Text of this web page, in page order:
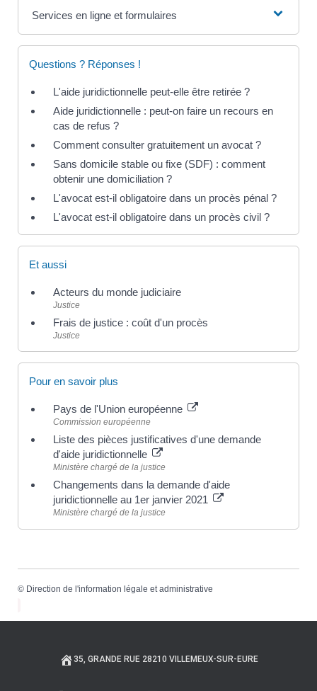
Services en ligne et formulaires
Questions ? Réponses !
L'aide juridictionnelle peut-elle être retirée ?
Aide juridictionnelle : peut-on faire un recours en
cas de refus ?
Comment consulter gratuitement un avocat ?
Sans domicile stable ou fixe (SDF) : comment
obtenir une domiciliation ?
L'avocat est-il obligatoire dans un procès pénal ?
L'avocat est-il obligatoire dans un procès civil ?
Et aussi
Acteurs du monde judiciaire
Justice
Frais de justice : coût d'un procès
Justice
Pour en savoir plus
Pays de l'Union européenne
Commission européenne
Liste des pièces justificatives d'une demande
d'aide juridictionnelle
Ministère chargé de la justice
Changements dans la demande d'aide
juridictionnelle au 1er janvier 2021
Ministère chargé de la justice
© Direction de l'information légale et administrative
35, GRANDE RUE 28210 VILLEMEUX-SUR-EURE